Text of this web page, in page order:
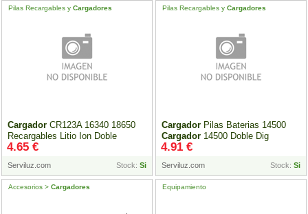
Cargador CR123A 16340 18650
Recargables Litio Ion Doble
Pilas Recargables y Cargadores
Serviluz.com Stock: Si
4.65 €
Cargador Pilas Baterias 14500
Cargador 14500 Doble Dig
Pilas Recargables y Cargadores
Serviluz.com Stock: Si
4.91 €
Accesorios > Cargadores Equipamiento